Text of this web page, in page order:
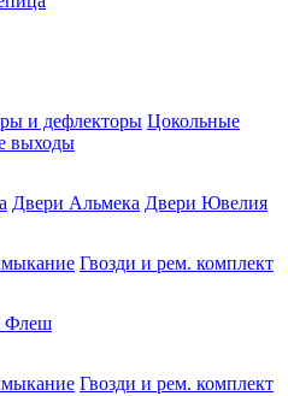
и дефлекторы Цокольные
выходы
Двери Альмека Двери Ювелия
Гвозди и рем. комплект
Флеш
Гвозди и рем. комплект